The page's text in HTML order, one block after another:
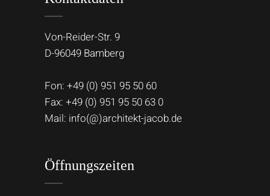
Von-Reider-Str. 9
D-96049 Bamberg
Fon: +49 (0) 951 95 50 60
Fax: +49 (0) 951 95 50 63 0
Mail: info(@)architekt-jacob.de
Öffnungszeiten